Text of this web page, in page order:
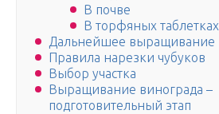
В почве
В торфяных таблетках
Дальнейшее выращивание
Правила нарезки чубуков
Выбор участка
Выращивание винограда –
подготовительный этап